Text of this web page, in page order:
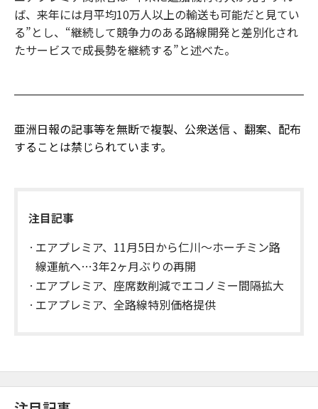
ば、来年には月平均10万人以上の輸送も可能だと見てい
る”とし、“継続して競争力のある路線開発と差別化され
たサービスで成長勢を継続する”と述べた。
亜洲日報の記事等を無断で複製、公衆送信 、翻案、配布
することは禁じられています。
注目記事
エアプレミア、11月5日から仁川〜ホーチミン路
線運航へ…3年2ヶ月ぶりの再開
エアプレミア、座席数削減でエコノミー間隔拡大
エアプレミア、全路線特別価格提供